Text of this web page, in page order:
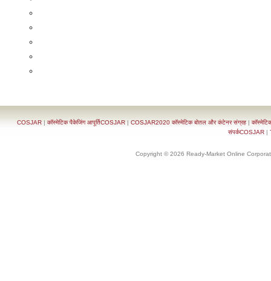
COSJAR |कॉस्मेटिक पैकेजिंग आपूर्तिCOSJAR | COSJAR2020 कॉस्मेटिक बोतल और कंटेनर संग्रह |
संपर्कCOSJAR |
Copyright © 2026 Ready-Market Online